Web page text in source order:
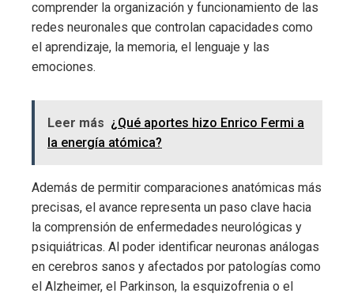
comprender la organización y funcionamiento de las
redes neuronales que controlan capacidades como
el aprendizaje, la memoria, el lenguaje y las
emociones.
Leer más ¿Qué aportes hizo Enrico Fermi a
la energía atómica?
Además de permitir comparaciones anatómicas más
precisas, el avance representa un paso clave hacia
la comprensión de enfermedades neurológicas y
psiquiátricas. Al poder identificar neuronas análogas
en cerebros sanos y afectados por patologías como
el Alzheimer, el Parkinson, la esquizofrenia o el